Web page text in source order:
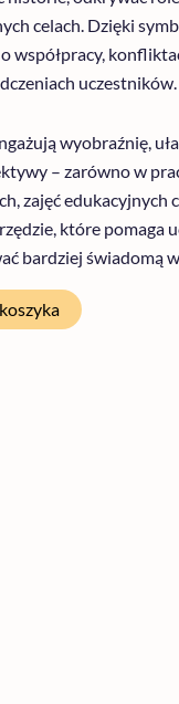
celach. Dzięki
współpracy,
uczestników.
wyobraźnię,
– zarówno w
zajęć edukacyjnych
które pomaga
bardziej świadomą